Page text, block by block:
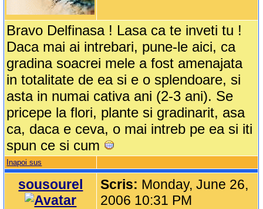
Bravo Delfinasa ! Lasa ca te inveti tu !
Daca mai ai intrebari, pune-le aici, ca
gradina soacrei mele a fost amenajata
in totalitate de ea si e o splendoare, si
asta in numai cativa ani (2-3 ani). Se
pricepe la flori, plante si gradinarit, asa
ca, daca e ceva, o mai intreb pe ea si iti
spun ce si cum
Inapoi sus
sousourel Scris: Monday, June 26,
2006 10:31 PM